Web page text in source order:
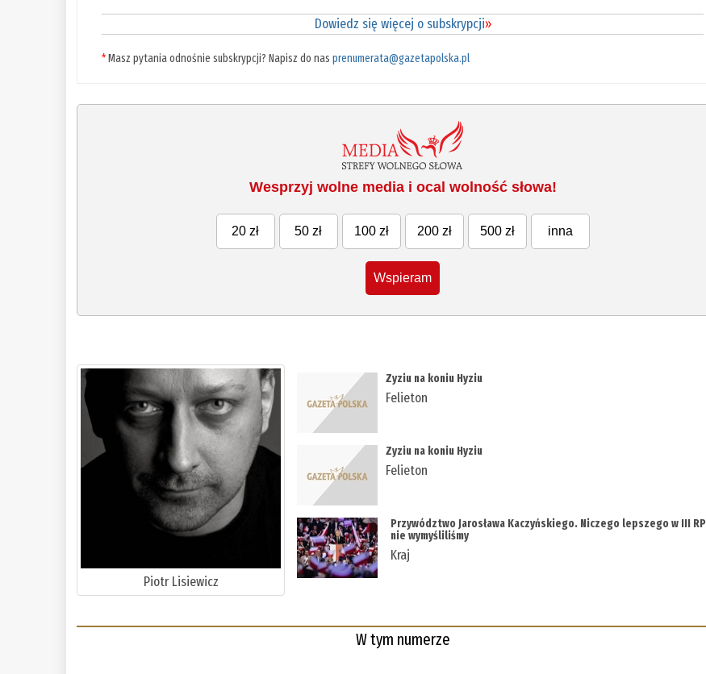
Dowiedz się więcej o subskrypcji»
*Masz pytania odnośnie subskrypcji? Napisz do nasprenumerata@gazetapolska.pl
Wesprzyj wolne media i ocal wolność słowa!
20 zł 50 zł 100 zł 200 zł 500 zł inna
Wspieram
Piotr Lisiewicz
Zyziu na koniu Hyziu
Felieton
Zyziu na koniu Hyziu
Felieton
Przywództwo Jarosława Kaczyńskiego. Niczego lepszego w III RP
nie wymyśliliśmy
Kraj
W tym numerze